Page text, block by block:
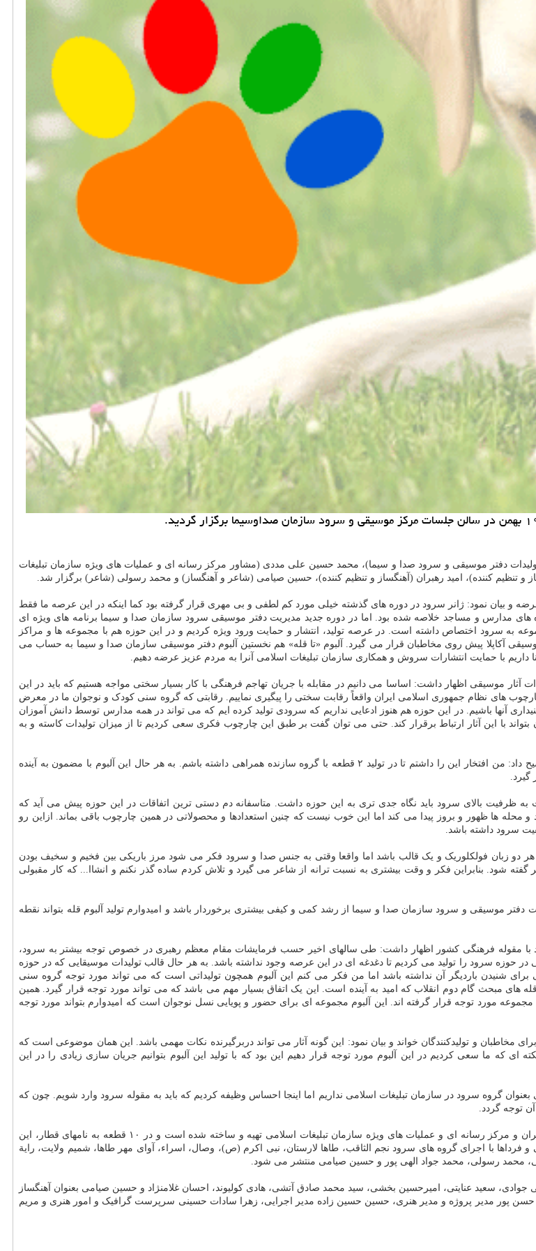
دفتر موسیقی و سرود صدا و سیما)، محمد حسین علی مددی (مشاور مرکز رسانه ای و عملیات های ویژه سازمان تبلیغات
کننده)، امید رهبران (آهنگساز و تنظیم کننده)، حسین صیامی (شاعر و آهنگساز) و محمد رسولی (شاعر) برگزار شد.
و بیان نمود: ژانر سرود در دوره های گذشته خیلی مورد کم لطفی و بی مهری قرار گرفته بود کما اینکه در این عرصه ما فقط
های مدارس و مساجد خلاصه شده بود. اما در دوره جدید مدیریت دفتر موسیقی سرود سازمان صدا و سیما برنامه های ویژه ای
به سرود اختصاص داشته است. در عرصه تولید، انتشار و حمایت ورود ویژه کردیم و در این حوزه هم با مجموعه ها و مراکز
آکاپلا پیش روی مخاطبان قرار می گیرد. آلبوم «تا قله» هم نخستین آلبوم دفتر موسیقی سازمان صدا و سیما به حساب می
داریم با حمایت انتشارات سروش و همکاری سازمان تبلیغات اسلامی آنرا به مردم عزیز عرضه دهیم.
موسیقی اظهار داشت: اساسا می دانیم در مقابله با جریان تهاجم فرهنگی با کار بسیار سختی مواجه هستیم که باید در این
های نظام جمهوری اسلامی ایران واقعاً رقابت سختی را پیگیری نماییم. رقابتی که گروه سنی کودک و نوجوان ما در معرض
آنها باشیم. در این حوزه هم هنوز ادعایی نداریم که سرودی تولید کرده ایم که می تواند در همه مدارس توسط دانش آموزان
با این آثار ارتباط برقرار کند. حتی می توان گفت بر طبق این چارچوب فکری سعی کردیم تا از میزان تولیدات کاسته و به
امید رهبران از آهنگسازان و تنظیم کنندگان مطرح موسیقی درباره همکاری در این مجموعه توضیح داد: من افتخار این را داشتم تا در تولید ۲ قطعه با گروه سازنده همراهی داشته باشم. به هر حال این آلبوم با مضمون به آینده
به ظرفیت بالای سرود باید نگاه جدی تری به این حوزه داشت. متاسفانه دم دستی ترین اتفاقات در این حوزه پیش می آید که
ها ظهور و بروز پیدا می کند اما این خوب نیست که چنین استعدادها و محصولاتی در همین چارچوب باقی بماند. ازاین رو
سرود داشته باشد.
دو زبان فولکلوریک و یک قالب باشد اما واقعا وقتی به جنس صدا و سرود فکر می شود مرز باریکی بین فخیم و سخیف بودن
شود. بنابراین فکر و وقت بیشتری به نسبت ترانه از شاعر می گیرد و تلاش کردم ساده گذر نکنم و انشاا... که کار مقبولی
موسیقی و سرود سازمان صدا و سیما از رشد کمی و کیفی بیشتری برخوردار باشد و امیدوارم تولید آلبوم قله بتواند نقطه
با مقوله فرهنگی کشور اظهار داشت: طی سالهای اخیر حسب فرمایشات مقام معظم رهبری در خصوص توجه بیشتر به سرود،
سرود را تولید می کردیم تا دغدغه ای در این عرصه وجود نداشته باشد. به هر حال قالب تولیدات موسیقایی که در حوزه
شنیدن باردیگر آن نداشته باشد اما من فکر می کنم این آلبوم همچون تولیداتی است که می تواند مورد توجه گروه سنی
مبحث گام دوم انقلاب که امید به آینده است. این یک اتفاق بسیار مهم می باشد که می تواند مورد توجه قرار گیرد. همین
مورد توجه قرار گرفته اند. این آلبوم مجموعه ای برای حضور و پویایی نسل نوجوان است که امیدوارم بتواند مورد توجه
مخاطبان و تولیدکنندگان خواند و بیان نمود: این گونه آثار می تواند دربرگیرنده نکات مهمی باشد. این همان موضوعی است که
که ما سعی کردیم در این آلبوم مورد توجه قرار دهیم این بود که با تولید این آلبوم بتوانیم جریان سازی زیادی را در این
گروه سرود در سازمان تبلیغات اسلامی نداریم اما اینجا احساس وظیفه کردیم که باید به مقوله سرود وارد شویم. چون که
توجه گردد.
آلبوم سرود «تا قله» که به همت دفتر موسیقی و سرود سازمان صداوسیما جمهوری اسلامی ایران و مرکز رسانه ای و عملیات های ویژه سازمان تبلیغات اسلامی تهیه و ساخته شده است و در ۱۰ قطعه به نامهای قطار، این
با اجرای گروه های سرود نجم الثاقب، طاها لارستان، نبی اکرم (ص)، وصال، اسراء، آوای مهر طاها، شمیم ولایت، رایة
محمد رسولی، محمد جواد الهی پور و حسین صیامی منتشر می شود.
سعید عنایتی، امیرحسین بخشی، سید محمد صادق آتشی، هادی کولیوند، احسان غلامنژاد و حسین صیامی بعنوان آهنگساز
حسن پور مدیر پروژه و مدیر هنری، حسین حسین زاده مدیر اجرایی، زهرا سادات حسینی سرپرست گرافیک و امور هنری و مریم